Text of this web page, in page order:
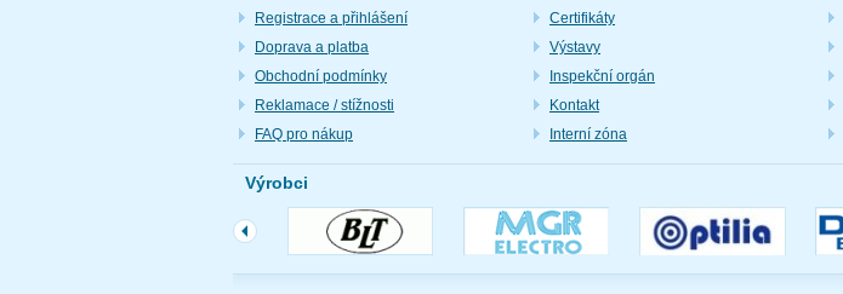
Registrace a přihlášení
Doprava a platba
Obchodní podmínky
Reklamace / stížnosti
FAQ pro nákup
Certifikáty
Výstavy
Inspekční orgán
Kontakt
Interní zóna
Výrobci